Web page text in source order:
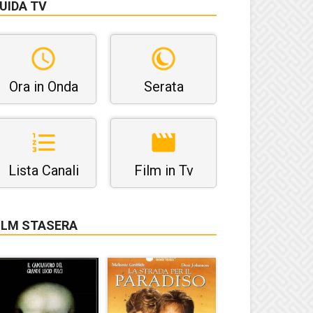
TV
Ora in Onda Serata
Lista Canali Film in Tv
STASERA